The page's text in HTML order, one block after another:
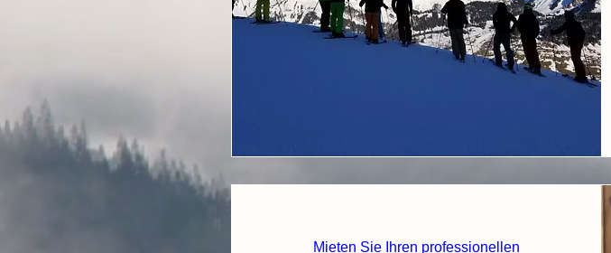
Mieten Sie Ihren professionellen